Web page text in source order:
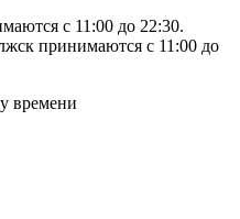
с 11:00 до 22:30.
принимаются с 11:00 до
времени